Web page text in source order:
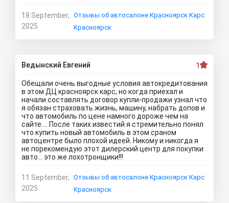
18 September,
2025
Отзывы об автосалоне Красноярск Карс
Красноярск
Ведынский Евгений 1
Обещали очень выгодные условия автокредитования
в этом ДЦ красноярск карс, но когда приехал и
начали составлять договор купли-продажи узнал что
я обязан страховать жизнь, машину, набрать допов и
что автомобиль по цене намного дороже чем на
сайте.... После таких известий я стремительно понял
что купить новый автомобиль в этом сраном
автоцентре было плохой идеей. Никому и никогда я
не порекомендую этот дилерский центр для покупки
авто... это же лохотронщики!!!
11 September,
2025
Отзывы об автосалоне Красноярск Карс
Красноярск